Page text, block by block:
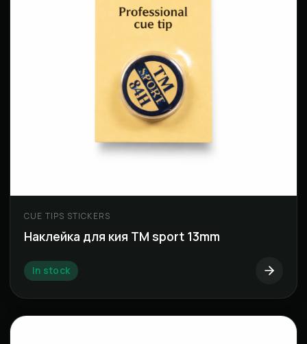
CUE TIPS STICKERS
Наклейка для кия ТМ sport 13mm
In stock